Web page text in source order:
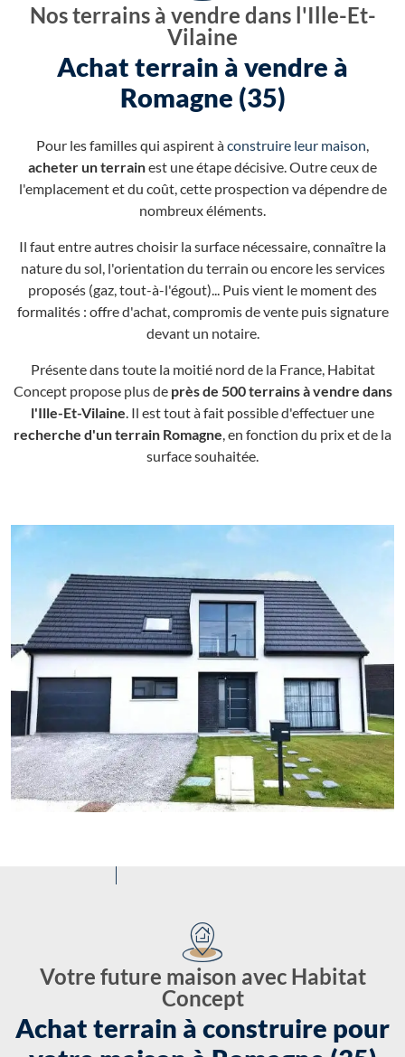
Nos terrains à vendre dans l'Ille-Et-
Vilaine
Achat terrain à vendre à
Romagne (35)
Pour les familles qui aspirent àconstruire leur maison,
acheter un terrainest une étape décisive. Outre ceux de
l'emplacement et du coût, cette prospection va dépendre de
nombreux éléments.
Il faut entre autres choisir la surface nécessaire, connaître la
nature du sol, l'orientation du terrain ou encore les services
proposés (gaz, tout-à-l'égout)... Puis vient le moment des
formalités : offre d'achat, compromis de vente puis signature
devant un notaire.
Présente dans toute la moitié nord de la France, Habitat
Concept propose plus de près de 500 terrains à vendre dans
l'Ille-Et-Vilaine. Il est tout à fait possible d'effectuer une
recherche d'un terrain Romagne, en fonction du prix et de la
surface souhaitée.
Votre future maison avec Habitat
Concept
Achat terrain à construire pour